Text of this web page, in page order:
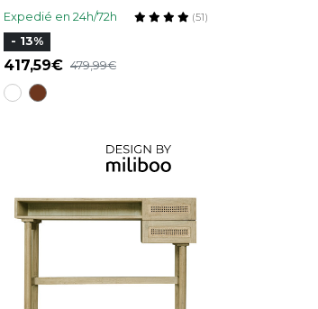
OPUS
Expedié en 24h/72h (51)
- 13%
417,59 479,99